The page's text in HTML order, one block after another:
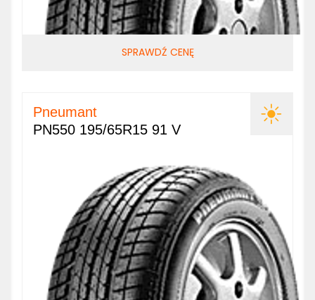
SPRAWDŹ CENĘ
Pneumant
PN550 195/65R15 91 V